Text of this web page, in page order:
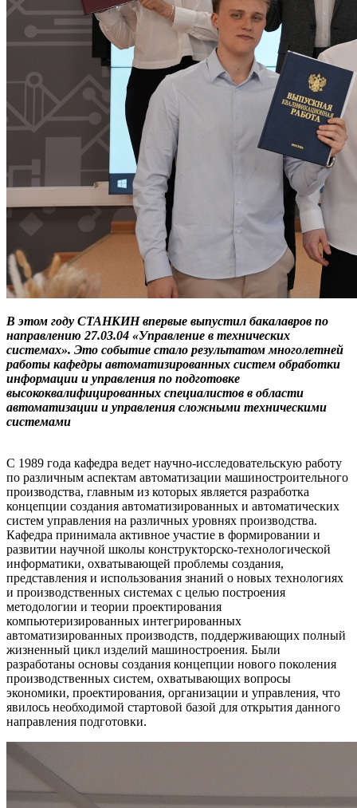
В этом году СТАНКИН впервые выпустил бакалавров по
направлению 27.03.04 «Управление в технических
системах». Это событие стало результатом многолетней
работы кафедры автоматизированных систем обработки
информации и управления по подготовке
высококвалифицированных специалистов в области
автоматизации и управления сложными техническими
системами
С 1989 года кафедра ведет научно-исследовательскую работу
по различным аспектам автоматизации машиностроительного
производства, главным из которых является разработка
концепции создания автоматизированных и автоматических
систем управления на различных уровнях производства.
Кафедра принимала активное участие в формировании и
развитии научной школы конструкторско-технологической
информатики, охватывающей проблемы создания,
представления и использования знаний о новых технологиях
и производственных системах с целью построения
методологии и теории проектирования
компьютеризированных интегрированных
автоматизированных производств, поддерживающих полный
жизненный цикл изделий машиностроения. Были
разработаны основы создания концепции нового поколения
производственных систем, охватывающих вопросы
экономики, проектирования, организации и управления, что
явилось необходимой стартовой базой для открытия данного
направления подготовки.